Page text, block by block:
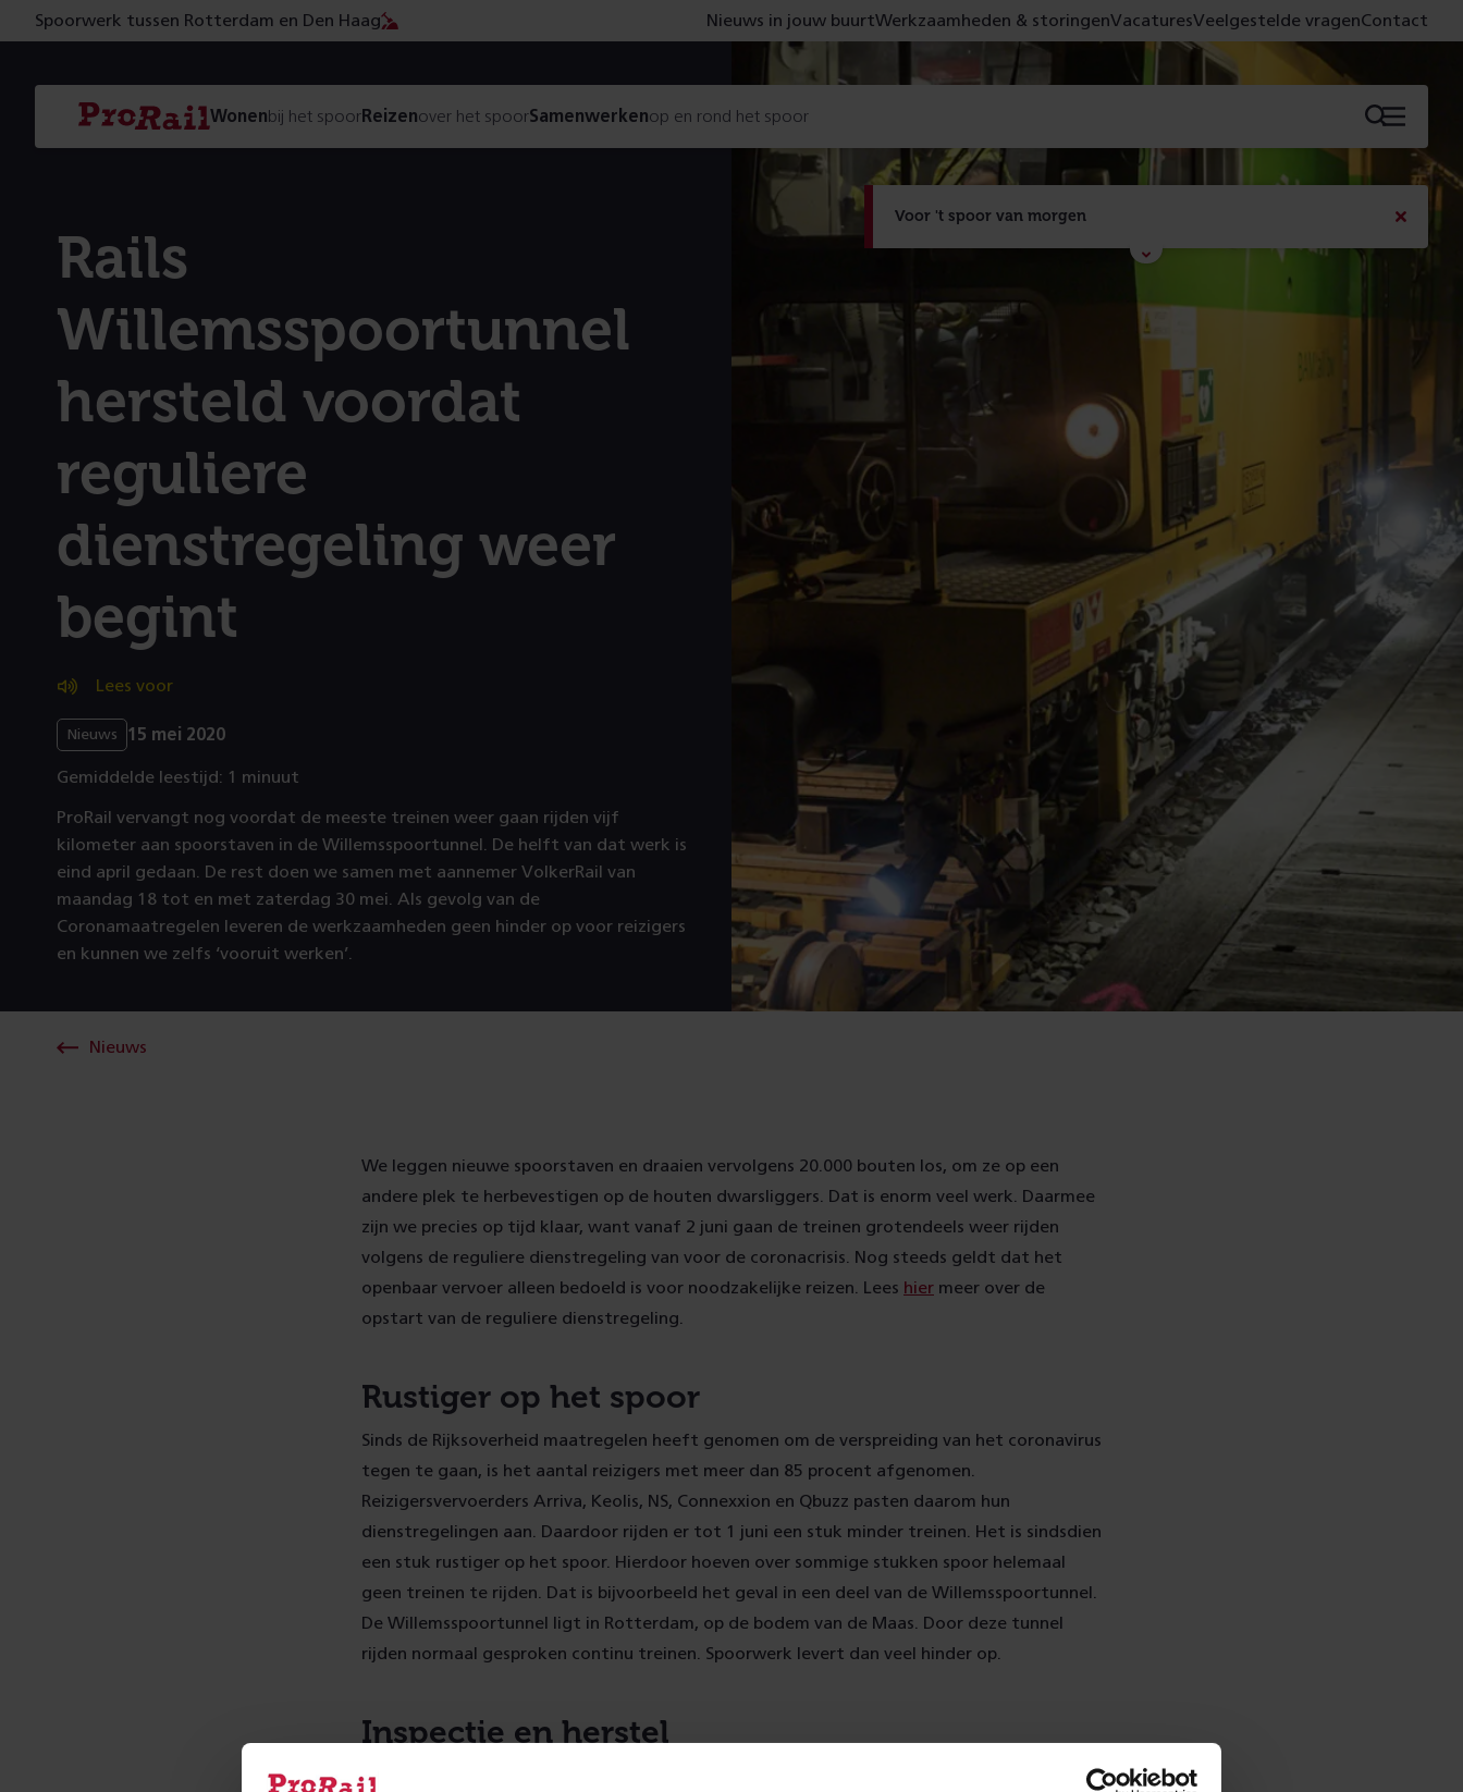
Voor 't spoor van morgen
Met de campagne 'Voor 't spoor naar morgen' laten
we zien wat er vandaag gebeurt en wat dat -
figuurlijk gezien - morgen oplevert.
Spoorwerk tussen Rotterdam en Den Haag Nieuws in jouw buurtWerkzaamheden & storingenVacaturesVeelgestelde vragenContact
Navigatie
Homepage
ProRail
Wonenbij het spoorReizenover het spoorSamenwerkenop en rond het spoor Menu
Rails
Willemsspoortunnel
hersteld voordat
reguliere
dienstregeling weer
begint
Lees voor
Nieuws 15 mei 2020
Gemiddelde leestijd: 1 minuut
ProRail vervangt nog voordat de meeste treinen weer gaan rijden vijf
kilometer aan spoorstaven in de Willemsspoortunnel. De helft van dat werk is
eind april gedaan. De rest doen we samen met aannemer VolkerRail van
maandag 18 tot en met zaterdag 30 mei. Als gevolg van de
Coronamaatregelen leveren de werkzaamheden geen hinder op voor reizigers
en kunnen we zelfs ‘vooruit werken’.
Nieuws
We leggen nieuwe spoorstaven en draaien vervolgens 20.000 bouten los, om ze op een
andere plek te herbevestigen op de houten dwarsliggers. Dat is enorm veel werk. Daarmee
zijn we precies op tijd klaar, want vanaf 2 juni gaan de treinen grotendeels weer rijden
volgens de reguliere dienstregeling van voor de coronacrisis. Nog steeds geldt dat het
openbaar vervoer alleen bedoeld is voor noodzakelijke reizen. Lees hier meer over de
opstart van de reguliere dienstregeling.
Rustiger op het spoor
Sinds de Rijksoverheid maatregelen heeft genomen om de verspreiding van het coronavirus
tegen te gaan, is het aantal reizigers met meer dan 85 procent afgenomen.
Reizigersvervoerders Arriva, Keolis, NS, Connexxion en Qbuzz pasten daarom hun
dienstregelingen aan. Daardoor rijden er tot 1 juni een stuk minder treinen. Het is sindsdien
een stuk rustiger op het spoor. Hierdoor hoeven over sommige stukken spoor helemaal
geen treinen te rijden. Dat is bijvoorbeeld het geval in een deel van de Willemsspoortunnel.
De Willemsspoortunnel ligt in Rotterdam, op de bodem van de Maas. Door deze tunnel
rijden normaal gesproken continu treinen. Spoorwerk levert dan veel hinder op.
Inspectie en herstel
Inspecteurs van ProRail constateerden eerder dit jaar dat de sporen in de spoortunnel met